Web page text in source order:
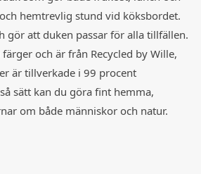
hemtrevlig stund vid köksbordet.
gör att duken passar för alla tillfällen.
och är från Recycled by Wille,
är tillverkade i 99 procent
sätt kan du göra fint hemma,
om både människor och natur.